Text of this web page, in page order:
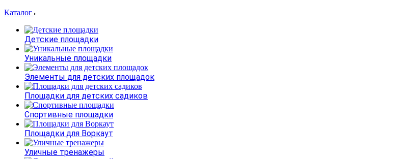
Каталог
Детские площадки
Уникальные площадки
Элементы для детских площадок
Площадки для детских садиков
Спортивные площадки
Площадки для Воркаут
Уличные тренажеры